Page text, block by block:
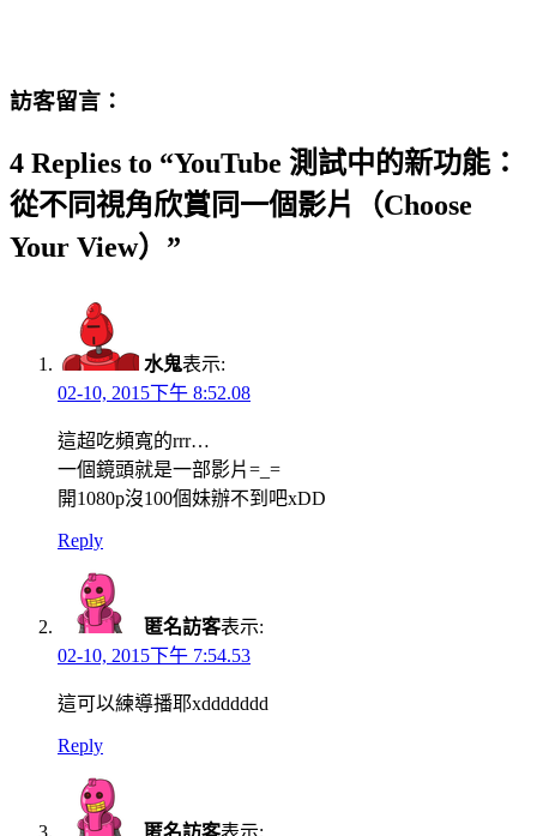
訪客留言：
4 Replies to “YouTube 測試中的新功能：
從不同視角欣賞同一個影片（Choose
Your View）”
水鬼表示:
02-10, 2015下午 8:52.08
這超吃頻寬的rrr…
一個鏡頭就是一部影片=_=
開1080p沒100個妹辦不到吧xDD
Reply
匿名訪客表示:
02-10, 2015下午 7:54.53
這可以練導播耶xddddddd
Reply
匿名訪客表示: